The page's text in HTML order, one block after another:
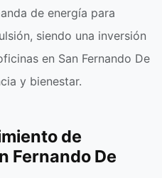
de energía para
siendo una inversión
en San Fernando De
y bienestar.
de
Fernando De